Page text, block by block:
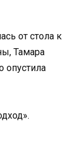
от стола к
Тамара
опустила